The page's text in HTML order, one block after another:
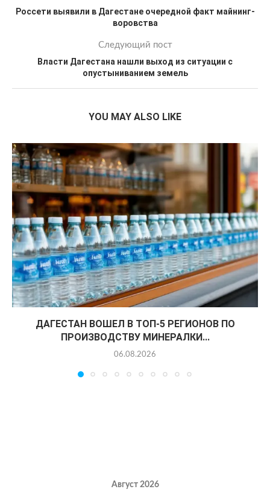
Россети выявили в Дагестане очередной факт майнинг-
воровства
Следующий пост
Власти Дагестана нашли выход из ситуации с
опустыниванием земель
YOU MAY ALSO LIKE
ДАГЕСТАН ВОШЕЛ В ТОП-5 РЕГИОНОВ ПО
ПРОИЗВОДСТВУ МИНЕРАЛКИ...
06.08.2026
Август 2026